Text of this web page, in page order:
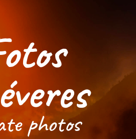
photos